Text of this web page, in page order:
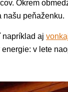
Okrem
našu peňaženku.
napríklad aj
v lete